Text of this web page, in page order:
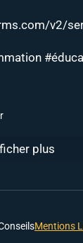
v2/
plus
Mentions